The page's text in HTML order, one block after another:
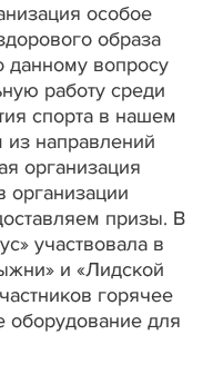
особое
образа
данному вопросу
работу среди
спорта в нашем
из направлений
организация
организации
призы. В
участвовала в
и «Лидской
горячее
оборудование для